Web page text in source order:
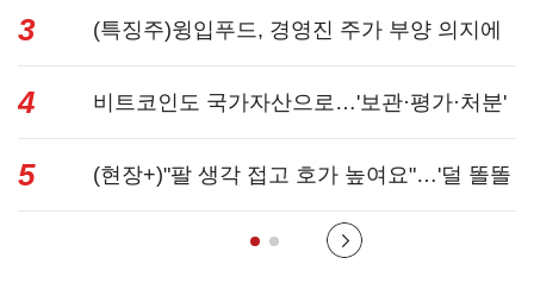
쟁’
3 (특징주)윙입푸드, 경영진 주가 부양 의지에
상한가...
4 비트코인도 국가자산으로…'보관·평가·처분'
기준은 ...
5 (현장+)"팔 생각 접고 호가 높여요"…'덜 똘똘